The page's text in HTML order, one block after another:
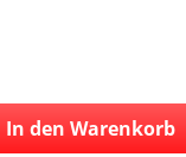
In den Warenkorb